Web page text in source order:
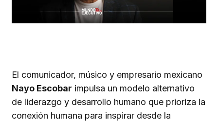
El comunicador, músico y empresario mexicano
Nayo Escobar impulsa un modelo alternativo
de liderazgo y desarrollo humano que prioriza la
conexión humana para inspirar desde la